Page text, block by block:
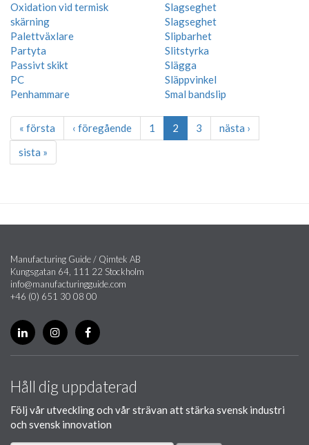
Oxidation vid termisk
skärning
Palettväxlare
Partyta
Passivt skikt
PC
Penhammare
Slagseghet
Slagseghet
Slipbarhet
Slitstyrka
Slägga
Släppvinkel
Smal bandslip
« första ‹ föregående 1 2 3
nästa ›
sista »
Manufacturing Guide / Qimtek AB
Kungsgatan 64, 111 22 Stockholm
info@manufacturingguide.com
+46 (0) 651 30 08 00
Håll dig uppdaterad
Följ vår utveckling och vår strävan att stärka svensk industri
och svensk innovation